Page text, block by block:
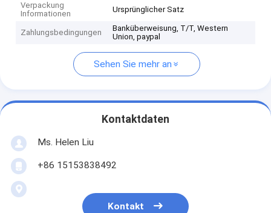
Verpackung
Informationen
Ursprünglicher Satz
Zahlungsbedingungen
Banküberweisung, T/T, Western
Union, paypal
Sehen Sie mehr an
Kontaktdaten
Ms. Helen Liu
+86 15153838492
Kontakt